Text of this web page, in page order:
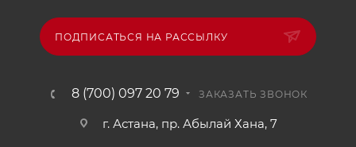
ПОДПИСАТЬСЯ НА РАССЫЛКУ
8 (700) 097 20 79 ЗАКАЗАТЬ ЗВОНОК
г. Астана, пр. Абылай Хана, 7